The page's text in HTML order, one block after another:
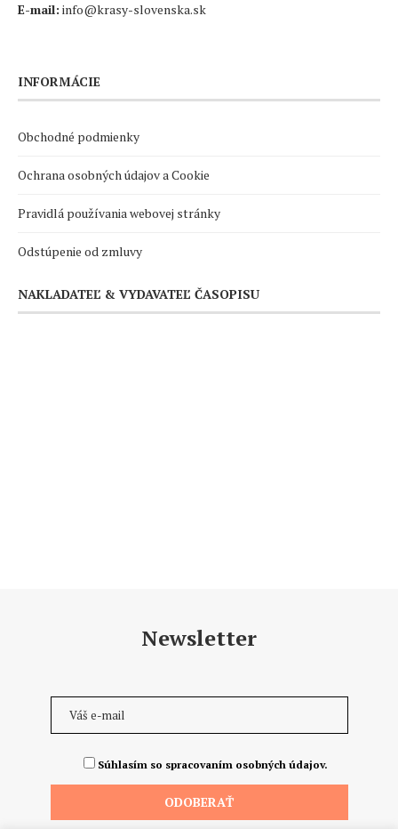
E-mail: info@krasy-slovenska.sk
INFORMÁCIE
Obchodné podmienky
Ochrana osobných údajov a Cookie
Pravidlá používania webovej stránky
Odstúpenie od zmluvy
NAKLADATEĽ & VYDAVATEĽ ČASOPISU
Newsletter
Súhlasím so spracovaním osobných údajov.